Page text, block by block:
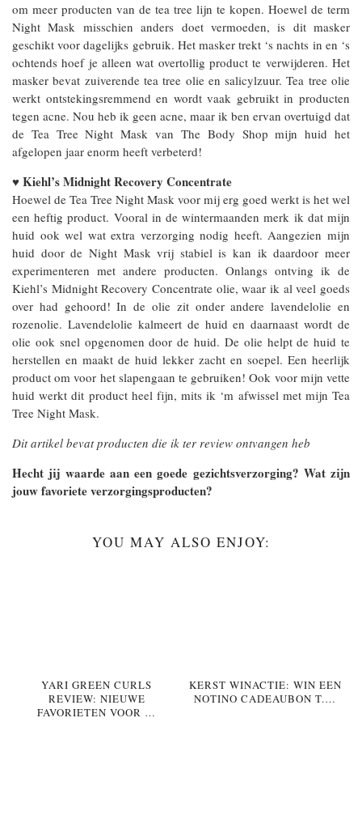
om meer producten van de tea tree lijn te kopen. Hoewel de term
Night Mask misschien anders doet vermoeden, is dit masker
geschikt voor dagelijks gebruik. Het masker trekt ‘s nachts in en ‘s
ochtends hoef je alleen wat overtollig product te verwijderen. Het
masker bevat zuiverende tea tree olie en salicylzuur. Tea tree olie
werkt ontstekingsremmend en wordt vaak gebruikt in producten
tegen acne. Nou heb ik geen acne, maar ik ben ervan overtuigd dat
de Tea Tree Night Mask van The Body Shop mijn huid het
afgelopen jaar enorm heeft verbeterd!
♥ Kiehl’s Midnight Recovery Concentrate
Hoewel de Tea Tree Night Mask voor mij erg goed werkt is het wel
een heftig product. Vooral in de wintermaanden merk ik dat mijn
huid ook wel wat extra verzorging nodig heeft. Aangezien mijn
huid door de Night Mask vrij stabiel is kan ik daardoor meer
experimenteren met andere producten. Onlangs ontving ik de
Kiehl’s Midnight Recovery Concentrate olie, waar ik al veel goeds
over had gehoord! In de olie zit onder andere lavendelolie en
rozenolie. Lavendelolie kalmeert de huid en daarnaast wordt de
olie ook snel opgenomen door de huid. De olie helpt de huid te
herstellen en maakt de huid lekker zacht en soepel. Een heerlijk
product om voor het slapengaan te gebruiken! Ook voor mijn vette
huid werkt dit product heel fijn, mits ik ‘m afwissel met mijn Tea
Tree Night Mask.
Dit artikel bevat producten die ik ter review ontvangen heb
Hecht jij waarde aan een goede gezichtsverzorging? Wat zijn
jouw favoriete verzorgingsproducten?
YOU MAY ALSO ENJOY:
YARI GREEN CURLS
REVIEW: NIEUWE
FAVORIETEN VOOR …
KERST WINACTIE: WIN EEN
NOTINO CADEAUBON T.…